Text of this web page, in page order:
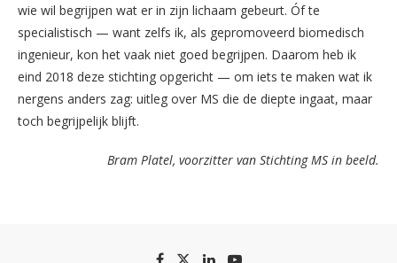
wie wil begrijpen wat er in zijn lichaam gebeurt. Óf te
specialistisch — want zelfs ik, als gepromoveerd biomedisch
ingenieur, kon het vaak niet goed begrijpen. Daarom heb ik
eind 2018 deze stichting opgericht — om iets te maken wat ik
nergens anders zag: uitleg over MS die de diepte ingaat, maar
toch begrijpelijk blijft.
Bram Platel, voorzitter van Stichting MS in beeld.